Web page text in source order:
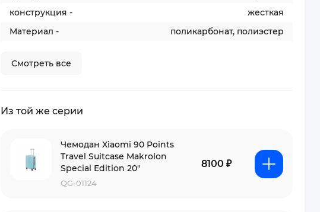
конструкция -
жесткая
Материал -
поликарбонат, полиэстер
Смотреть все
Из той же серии
Чемодан Xiaomi 90 Points
Travel Suitcase Makrolon
Special Edition 20"
QG-01124
8100 ₽